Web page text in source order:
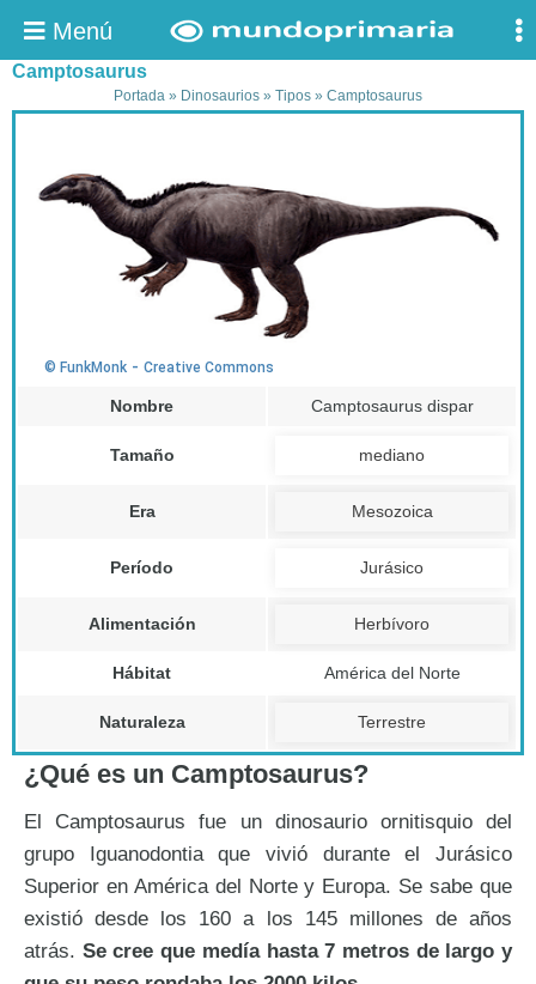
Menú
Camptosaurus
Portada » Dinosaurios » Tipos » Camptosaurus
© FunkMonk - Creative Commons
Nombre Camptosaurus dispar
Tamaño mediano
Era Mesozoica
Período Jurásico
Alimentación Herbívoro
Hábitat América del Norte
Naturaleza Terrestre
¿Qué es un Camptosaurus?
El Camptosaurus fue un dinosaurio ornitisquio del
grupo Iguanodontia que vivió durante el Jurásico
Superior en América del Norte y Europa. Se sabe que
existió desde los 160 a los 145 millones de años
atrás. Se cree que medía hasta 7 metros de largo y